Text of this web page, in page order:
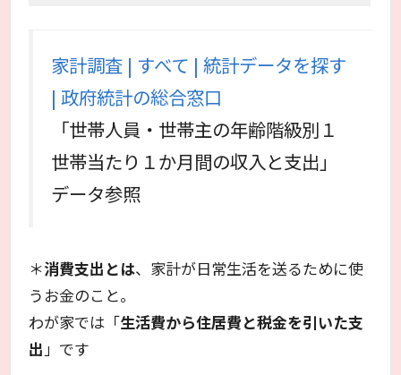
家計調査 | すべて | 統計データを探す
| 政府統計の総合窓口
「世帯人員・世帯主の年齢階級別１
世帯当たり１か月間の収入と支出」
データ参照
＊消費支出とは、家計が日常生活を送るために使
うお金のこと。
わが家では「生活費から住居費と税金を引いた支
出 」です